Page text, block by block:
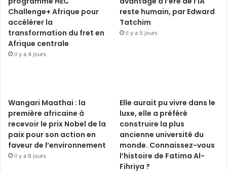
Challenge+ Afrique pour
accélérer la
transformation du fret en
Afrique centrale
il y a 4 jours
reste humain, par Edward
Tatchim
il y a 5 jours
Wangari Maathai : la
première africaine à
recevoir le prix Nobel de la
paix pour son action en
faveur de l’environnement
il y a 6 jours
Elle aurait pu vivre dans le
luxe, elle a préféré
construire la plus
ancienne université du
monde. Connaissez-vous
l’histoire de Fatima Al-
Fihriya ?